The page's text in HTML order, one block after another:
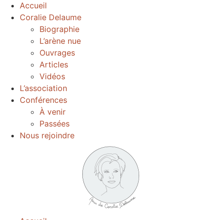
Accueil
Coralie Delaume
Biographie
L’arène nue
Ouvrages
Articles
Vidéos
L’association
Conférences
À venir
Passées
Nous rejoindre